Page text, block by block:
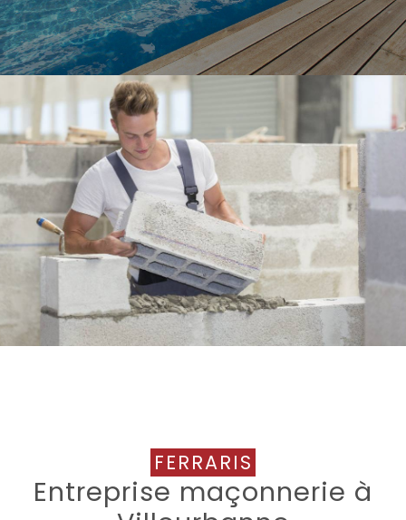
FERRARIS
Entreprise maçonnerie à